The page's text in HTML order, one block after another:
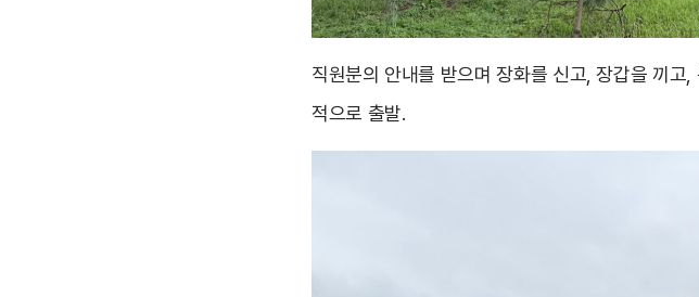
직원분의 안내를 받으며 장화를 신고, 장갑을 끼고
적으로 출발.